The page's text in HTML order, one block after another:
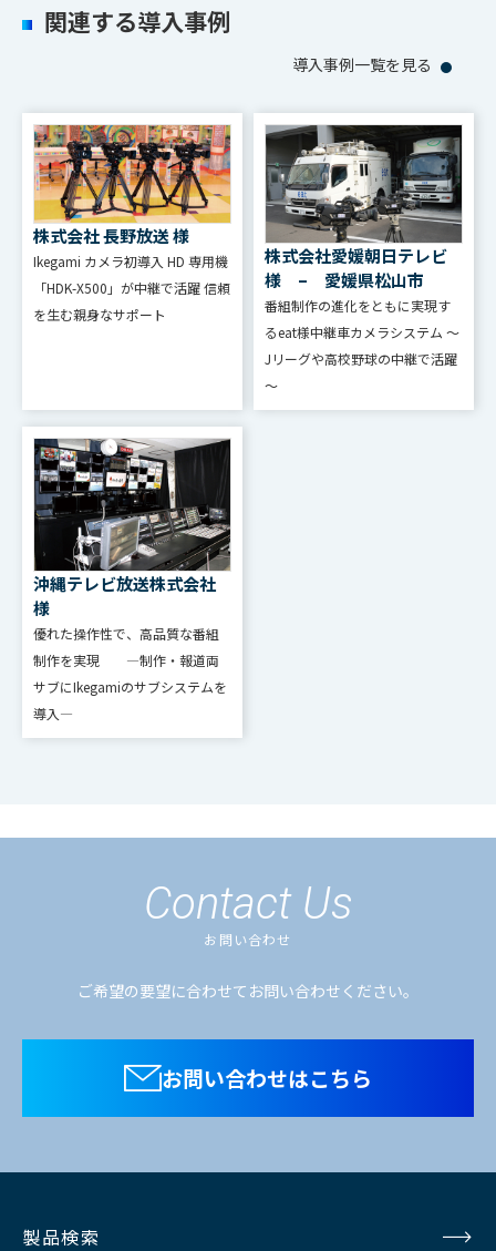
関連する導入事例
導入事例一覧を見る
株式会社 長野放送 様
Ikegami カメラ初導⼊ HD 専⽤機
「HDK-X500」が中継で活躍 信頼
を⽣む親⾝なサポート
株式会社愛媛朝日テレビ
様 – 愛媛県松山市
番組制作の進化をともに実現す
るeat様中継車カメラシステム ～
Jリーグや高校野球の中継で活躍
～
沖縄テレビ放送株式会社
様
優れた操作性で、高品質な番組
制作を実現 ―制作・報道両
サブにIkegamiのサブシステムを
導入―
Contact Us
お問い合わせ
ご希望の要望に合わせてお問い合わせください。
お問い合わせはこちら
製品検索